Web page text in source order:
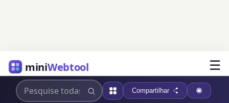
miniWebtool ☰
Compartilhar